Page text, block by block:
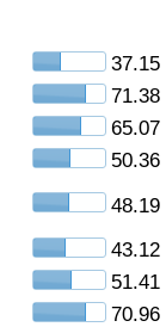
37.15
71.38
65.07
50.36
48.19
43.12
51.41
70.96